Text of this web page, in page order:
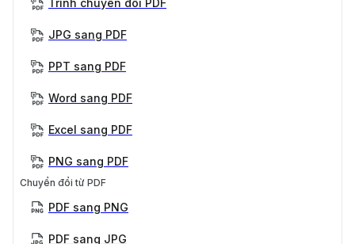
Trình chuyển đổi PDF
JPG sang PDF
PPT sang PDF
Word sang PDF
Excel sang PDF
PNG sang PDF
Chuyển đổi từ PDF
PDF sang PNG
PDF sang JPG